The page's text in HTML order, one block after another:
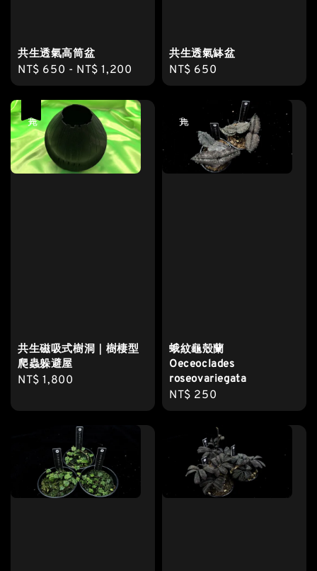
共生透氣高筒盆
Regular
price
NT$ 650 - NT$ 1,200
共生透氣缽盆
Regular
price
NT$ 650
共生磁吸式樹洞｜樹棲型
爬蟲躲避屋
Regular
NT$ 1,800
蛾紋龜殼蘭
Oeceoclades
roseovariegata
Regular
price
NT$ 250